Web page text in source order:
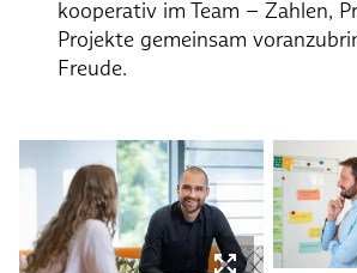
kooperativ im Team – Zahlen,
Projekte gemeinsam
Freude.